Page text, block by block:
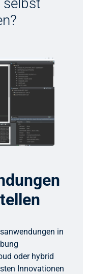
in
oder hybrid
Innovationen